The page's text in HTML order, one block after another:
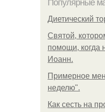
Популярные
Диетический
Святой,
помощи, когда
Иоанн.
Примерное
неделю".
Как сесть на